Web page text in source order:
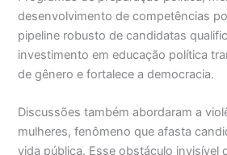
desenvolvimento de competências
pipeline robusto de candidatas
investimento em educação política
de gênero e fortalece a democracia.
Discussões também abordaram a
mulheres, fenômeno que afasta
vida pública. Esse obstáculo invisível